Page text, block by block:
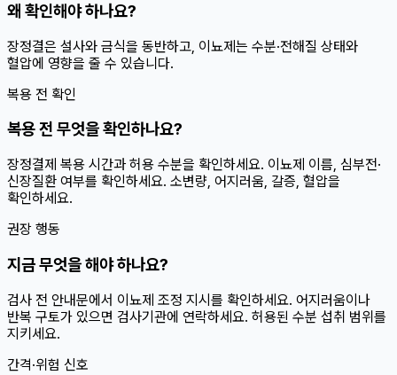
왜 확인해야 하나요?
장정결은 설사와 금식을 동반하고, 이뇨제는 수분·전해질 상태와
혈압에 영향을 줄 수 있습니다.
복용 전 확인
복용 전 무엇을 확인하나요?
장정결제 복용 시간과 허용 수분을 확인하세요. 이뇨제 이름, 심부전·
신장질환 여부를 확인하세요. 소변량, 어지러움, 갈증, 혈압을
확인하세요.
권장 행동
지금 무엇을 해야 하나요?
검사 전 안내문에서 이뇨제 조정 지시를 확인하세요. 어지러움이나
반복 구토가 있으면 검사기관에 연락하세요. 허용된 수분 섭취 범위를
지키세요.
간격·위험 신호